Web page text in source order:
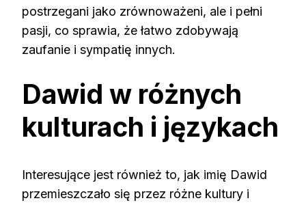
postrzegani jako zrównoważeni, ale i pełni
pasji, co sprawia, że łatwo zdobywają
zaufanie i sympatię innych.
Dawid w różnych
kulturach i językach
Interesujące jest również to, jak imię Dawid
przemieszczało się przez różne kultury i